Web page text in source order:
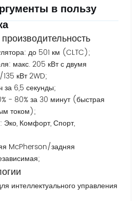
в пользу
до 501 км (CLTC);
макс. 205 кВт с двумя
кВт 2WD;
6,5 секунды;
- 80% за 30 минут (быстрая
током);
Комфорт, Спорт,
McPherson/задняя
интеллектуального управления